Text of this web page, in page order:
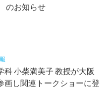
のお知らせ
科 小柴満美子 教授が大阪
画し関連トークショーに登